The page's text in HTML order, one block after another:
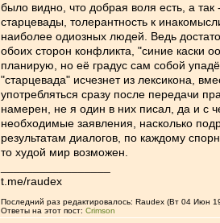
было видно, что добрая воля есть, а
старцевады, толерантность к
наиболее одиозных людей. Ведь
обоих сторон конфликта, "синие каски
планирую, но её градус сам собой
"старцевада" исчезнет из лексикона,
употребляться сразу после передачи
намерен, не я один в них писал, да и с
необходимые заявления, насколько
результатам диалогов, по каждому
то худой мир возможен.
t.me/raudex
Последний раз редактировалось: Raudex (Вт 04 Июн
Ответы на этот пост: Crimson